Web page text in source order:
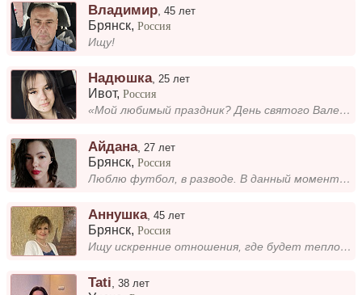
Владимир ,45 лет
Брянск,Россия
Ищу!
Надюшка,25 лет
Ивот,Россия
«Мой любимый праздник? День святого Валентина. Мой любимый цвет? Сиреневый. Моя самая большая страсть? Крепко обнимать»....
Айдана, 27 лет
Брянск,Россия
Люблю футбол, в разводе. В данный момент нв больничном, после перелома
Аннушка,45 лет
Брянск,Россия
Ищу искренние отношения, где будет тепло и понимание. Мне важны серьезные чувства, доверие и поддержка. Если вы нацелены...
Tati,38 лет